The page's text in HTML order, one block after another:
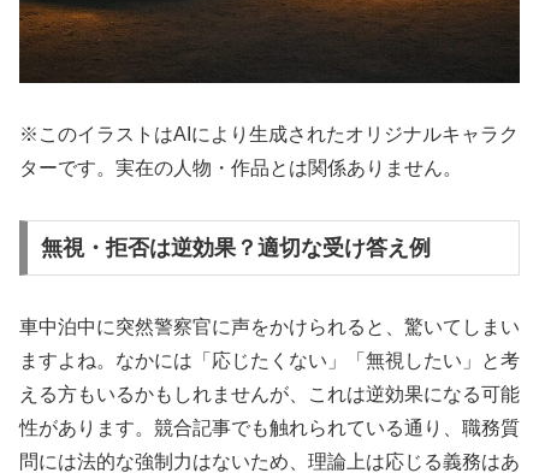
※このイラストはAIにより生成されたオリジナルキャラク
ターです。実在の人物・作品とは関係ありません。
無視・拒否は逆効果？適切な受け答え例
車中泊中に突然警察官に声をかけられると、驚いてしまい
ますよね。なかには「応じたくない」「無視したい」と考
える方もいるかもしれませんが、これは逆効果になる可能
性があります。競合記事でも触れられている通り、職務質
問には法的な強制力はないため、理論上は応じる義務はあ